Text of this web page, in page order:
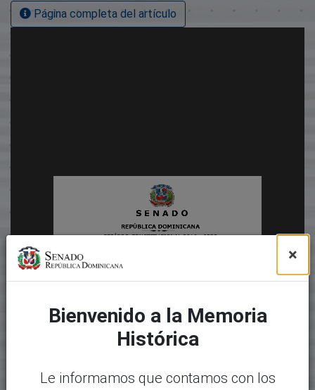
Página completa del artículo
×
Bienvenido a la Memoria
Histórica
Le informamos que contamos con los